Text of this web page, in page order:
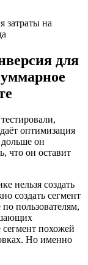
для
оптимизация
дольше он
что он оставит
нельзя создать
создать сегмент
пользователям,
сегмент похожей
Но именно